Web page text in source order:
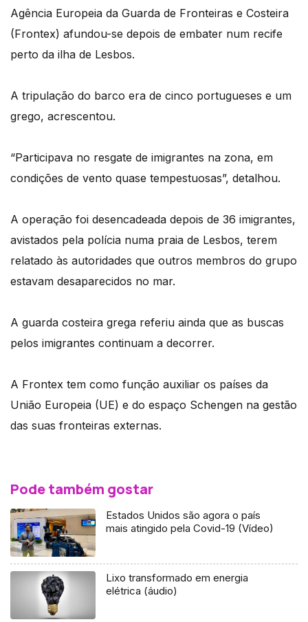
Agência Europeia da Guarda de Fronteiras e Costeira
(Frontex) afundou-se depois de embater num recife
perto da ilha de Lesbos.
A tripulação do barco era de cinco portugueses e um
grego, acrescentou.
“Participava no resgate de imigrantes na zona, em
condições de vento quase tempestuosas”, detalhou.
A operação foi desencadeada depois de 36 imigrantes,
avistados pela polícia numa praia de Lesbos, terem
relatado às autoridades que outros membros do grupo
estavam desaparecidos no mar.
A guarda costeira grega referiu ainda que as buscas
pelos imigrantes continuam a decorrer.
A Frontex tem como função auxiliar os países da
União Europeia (UE) e do espaço Schengen na gestão
das suas fronteiras externas.
Pode também gostar
Estados Unidos são agora o país
mais atingido pela Covid-19 (Vídeo)
Lixo transformado em energia
elétrica (áudio)